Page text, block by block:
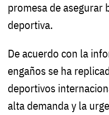
promesa de asegurar
deportiva.
De acuerdo con la
engaños se ha
deportivos
alta demanda y la